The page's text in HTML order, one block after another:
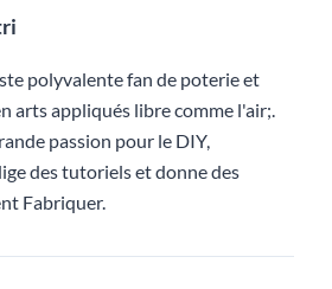
polyvalente fan de poterie et
arts appliqués libre comme l'air;.
passion pour le DIY,
des tutoriels et donne des
Fabriquer.